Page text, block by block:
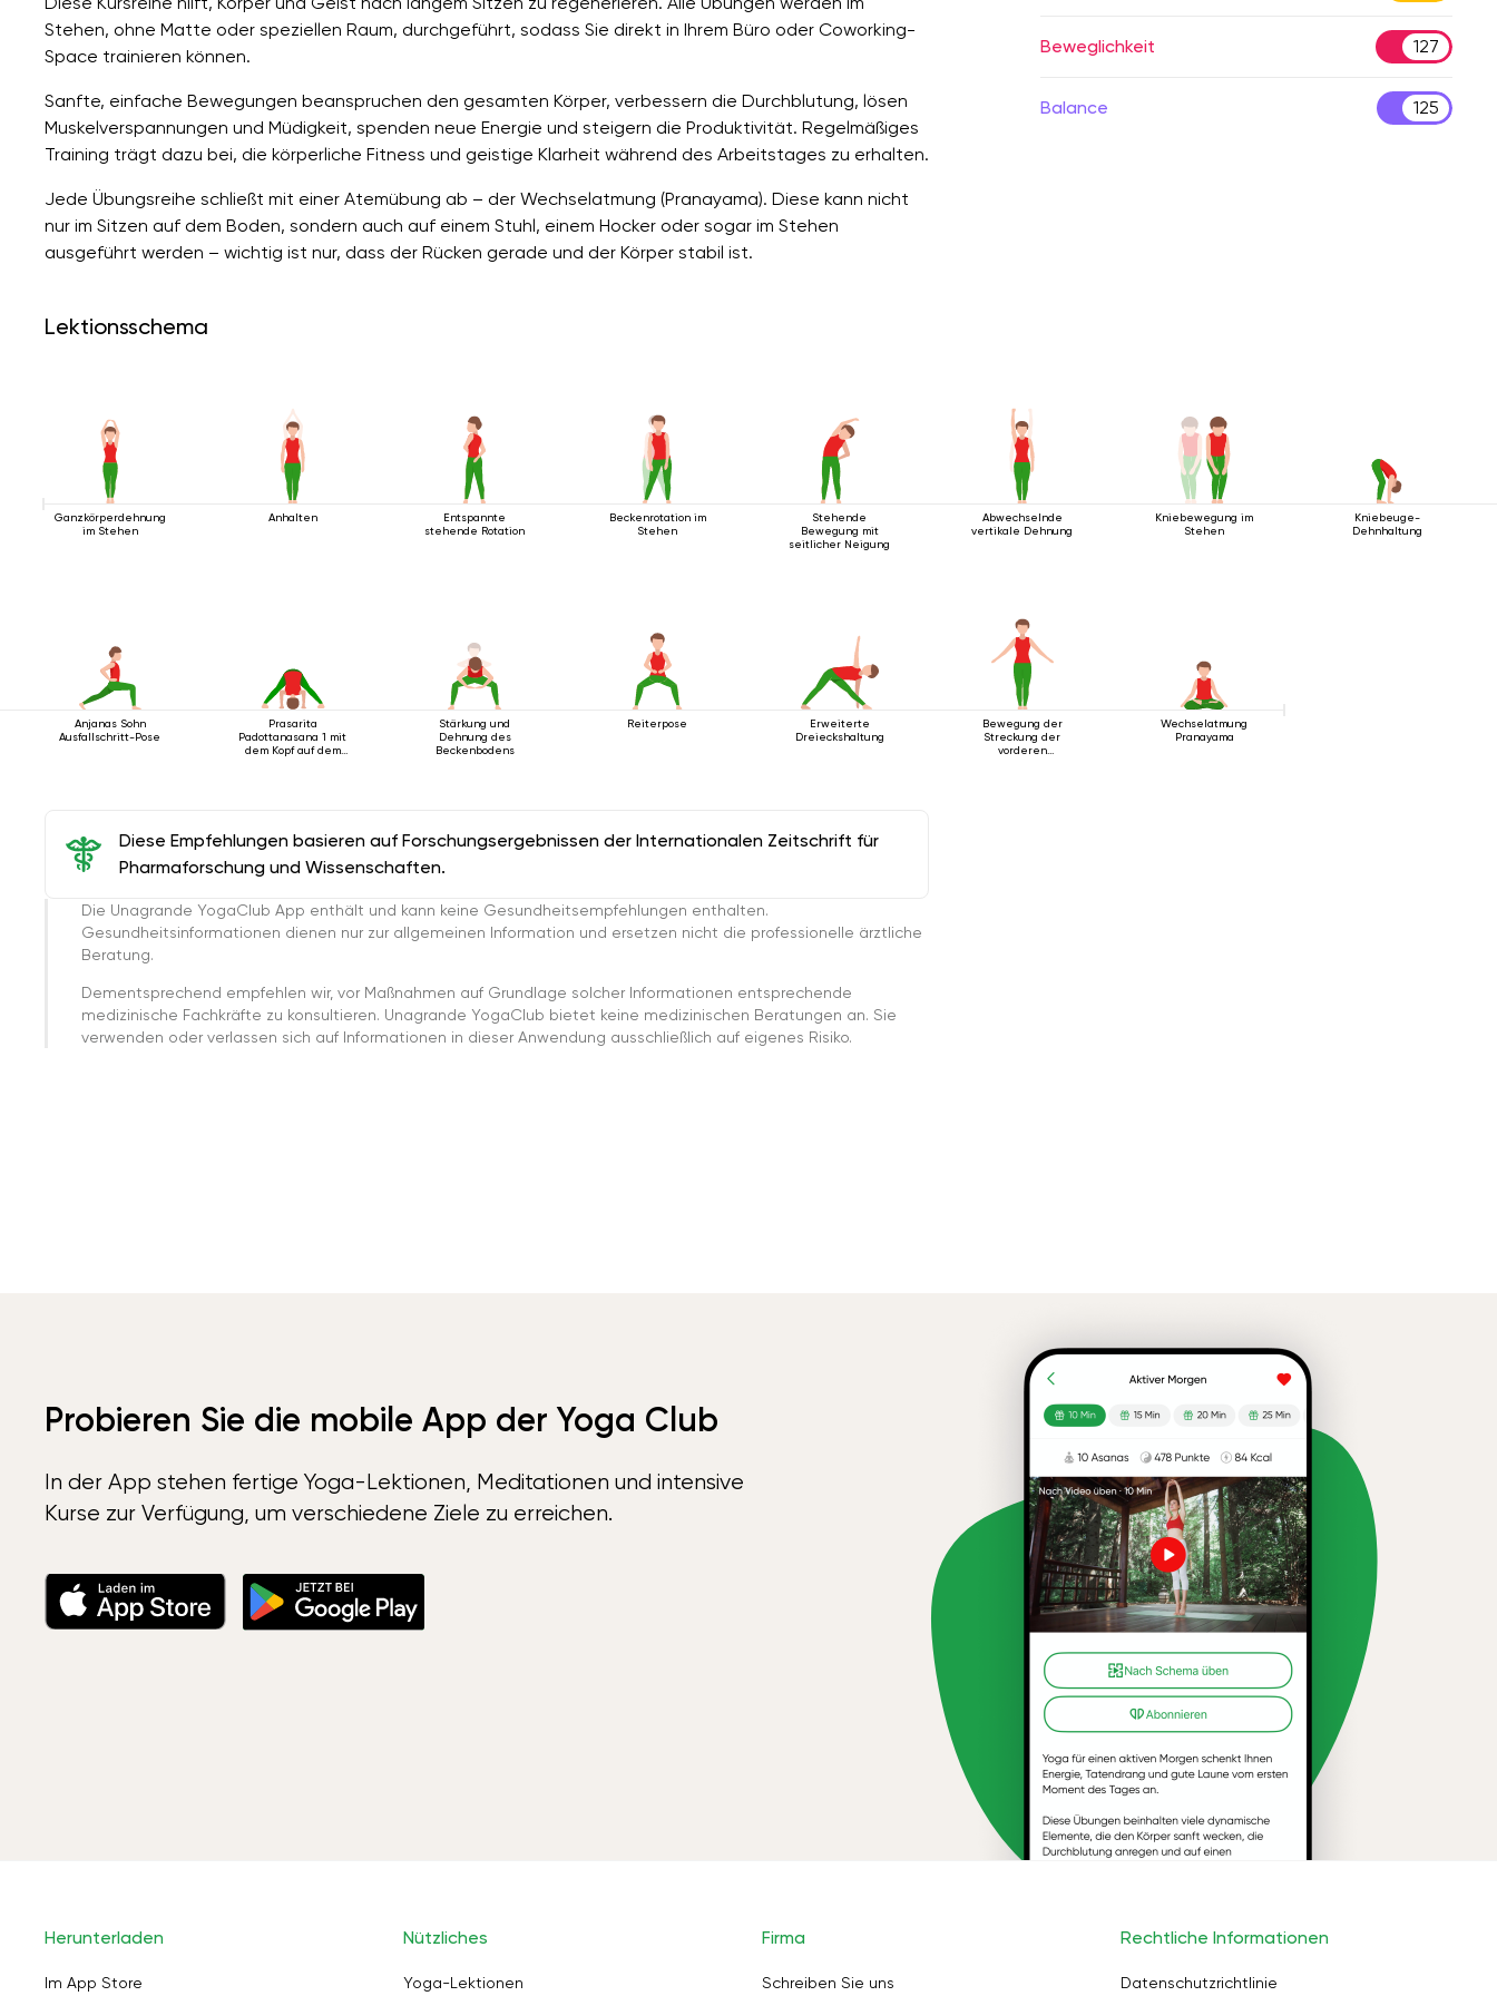
Stehen, ohne Matte oder speziellen Raum, durchgeführt, sodass Sie direkt in Ihrem Büro oder Coworking-
Space trainieren können.
Sanfte, einfache Bewegungen beanspruchen den gesamten Körper, verbessern die Durchblutung, lösen
Muskelverspannungen und Müdigkeit, spenden neue Energie und steigern die Produktivität. Regelmäßiges
Training trägt dazu bei, die körperliche Fitness und geistige Klarheit während des Arbeitstages zu erhalten.
Jede Übungsreihe schließt mit einer Atemübung ab – der Wechselatmung (Pranayama). Diese kann nicht
nur im Sitzen auf dem Boden, sondern auch auf einem Stuhl, einem Hocker oder sogar im Stehen
ausgeführt werden – wichtig ist nur, dass der Rücken gerade und der Körper stabil ist.
Beweglichkeit 127
Balance 125
Lektionsschema
Ganzkörperdehnung
im Stehen
Anhalten
Entspannte
stehende Rotation
Beckenrotation im
Stehen
Stehende
Bewegung mit
seitlicher Neigung
Abwechselnde
vertikale Dehnung
Kniebewegung im
Stehen
Kniebeuge-
Dehnhaltung
Anjanas Sohn
Ausfallschritt-Pose
Prasarita
Padottanasana 1 mit
dem Kopf auf dem
Stärkung und
Dehnung des
Beckenbodens
Reiterpose
Erweiterte
Dreieckshaltung
Bewegung der
Streckung der
vorderen
Wechselatmung
Pranayama
Diese Empfehlungen basieren auf Forschungsergebnissen der Internationalen Zeitschrift für
Pharmaforschung und Wissenschaften.
Die Unagrande YogaClub App enthält und kann keine Gesundheitsempfehlungen enthalten.
Gesundheitsinformationen dienen nur zur allgemeinen Information und ersetzen nicht die professionelle ärztliche
Beratung.
Dementsprechend empfehlen wir, vor Maßnahmen auf Grundlage solcher Informationen entsprechende
medizinische Fachkräfte zu konsultieren. Unagrande YogaClub bietet keine medizinischen Beratungen an. Sie
verwenden oder verlassen sich auf Informationen in dieser Anwendung ausschließlich auf eigenes Risiko.
Probieren Sie die mobile App der Yoga Club
In der App stehen fertige Yoga-Lektionen, Meditationen und intensive
Kurse zur Verfügung, um verschiedene Ziele zu erreichen.
Herunterladen
Im App Store
Nützliches
Yoga-Lektionen
Firma
Schreiben Sie uns
Rechtliche Informationen
Datenschutzrichtlinie